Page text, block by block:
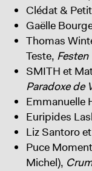
Clédat &
Gaëlle
Thomas
Teste, Festen
SMITH et
Paradoxe de
Emmanuelle
Euripides
Liz Santoro
Puce
Michel),